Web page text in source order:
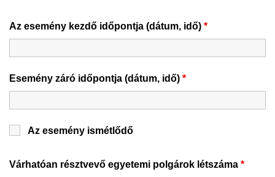
Az esemény kezdő időpontja (dátum, idő) *
Esemény záró időpontja (dátum, idő) *
Az esemény ismétlődő
Várhatóan résztvevő egyetemi polgárok létszáma *